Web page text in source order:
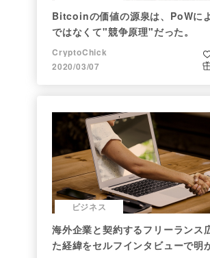
Bitcoinの価値の源泉は、PoWに
ではなくて"競争原理"だった。
CryptoChick
2020/03/07
ビジネス
海外企業と契約するフリーランス
た経緯をセルフインタビューで明